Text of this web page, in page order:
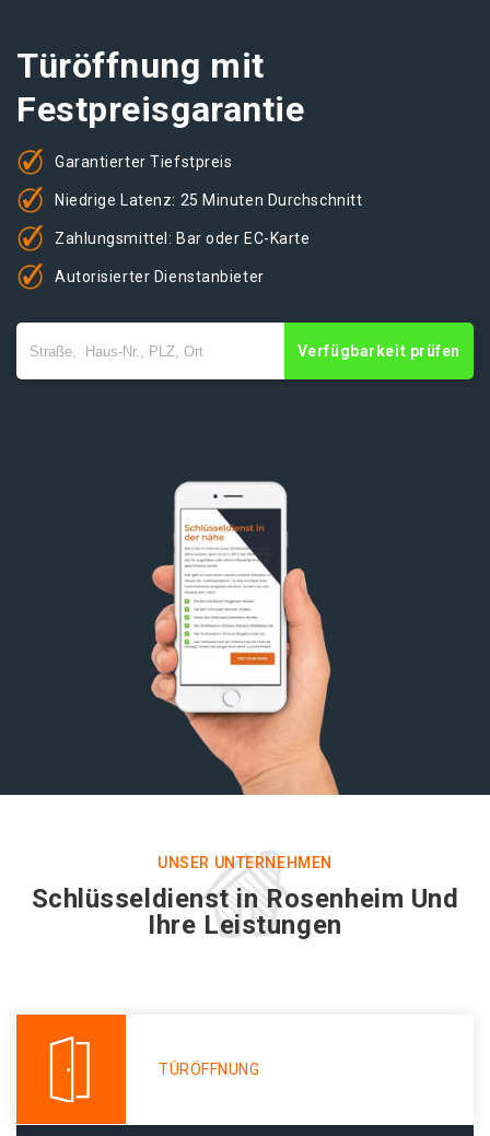
Türöffnung mit
Festpreisgarantie
Garantierter Tiefstpreis
Niedrige Latenz: 25 Minuten Durchschnitt
Zahlungsmittel: Bar oder EC-Karte
Autorisierter Dienstanbieter
Verfügbarkeit prüfen
UNSER UNTERNEHMEN
Schlüsseldienst in Rosenheim Und
Ihre Leistungen
TÜRÖFFNUNG